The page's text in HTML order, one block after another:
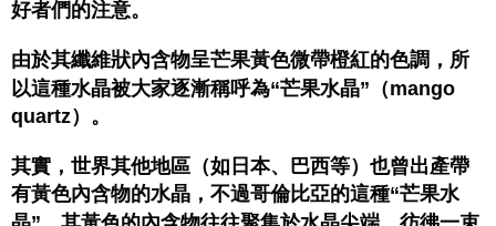
好者們的注意。
由於其纖維狀內含物呈芒果黃色微帶橙紅的色調，所
以這種水晶被大家逐漸稱呼為“芒果水晶”（mango
quartz）。
其實，世界其他地區（如日本、巴西等）也曾出產帶
有黃色內含物的水晶，不過哥倫比亞的這種“芒果水